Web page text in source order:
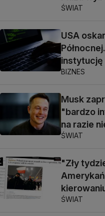
ŚWIAT
USA
instytucję
BIZNES
Musk
"bardzo
na razie
ŚWIAT
"Zły
ŚWIAT